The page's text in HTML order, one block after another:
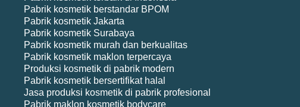
Pabrik kosmetik berstandar BPOM
Pabrik kosmetik Jakarta
Pabrik kosmetik Surabaya
Pabrik kosmetik murah dan berkualitas
Pabrik kosmetik maklon terpercaya
Produksi kosmetik di pabrik modern
Pabrik kosmetik bersertifikat halal
Jasa produksi kosmetik di pabrik profesional
Pabrik maklon kosmetik bodycare